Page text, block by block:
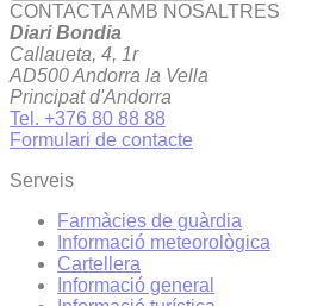
CONTACTA AMB NOSALTRES
Diari Bondia
Callaueta, 4, 1r
AD500 Andorra la Vella
Principat d'Andorra
Tel. +376 80 88 88
Formulari de contacte
Serveis
Farmàcies de guàrdia
Informació meteorològica
Cartellera
Informació general